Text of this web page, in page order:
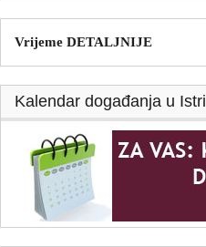
Vrijeme DETALJNIJE
Kalendar događanja u Istri